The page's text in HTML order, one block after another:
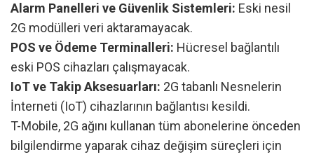
Alarm Panelleri ve Güvenlik Sistemleri: Eski nesil
2G modülleri veri aktaramayacak.
POS ve Ödeme Terminalleri: Hücresel bağlantılı
eski POS cihazları çalışmayacak.
IoT ve Takip Aksesuarları: 2G tabanlı Nesnelerin
İnterneti (IoT) cihazlarının bağlantısı kesildi.
T-Mobile, 2G ağını kullanan tüm abonelerine önceden
bilgilendirme yaparak cihaz değişim süreçleri için